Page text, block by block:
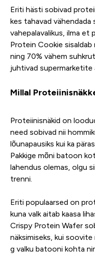
Eriti hästi sobivad
kes tahavad vähendada
vahepalavalikus, ilma et
Protein Cookie sisaldab
ning 70% vähem
juhtivad supermarketite
Millal
Proteiinisnäkid on
need sobivad nii
lõunapausiks kui ka
Pakkige mõni batoon
lahendus olemas, olgu
trenni.
Eriti populaarsed on
kuna valk aitab kaasa
Crispy Protein Wafer
näksimiseks, kui
g valku batooni kohta